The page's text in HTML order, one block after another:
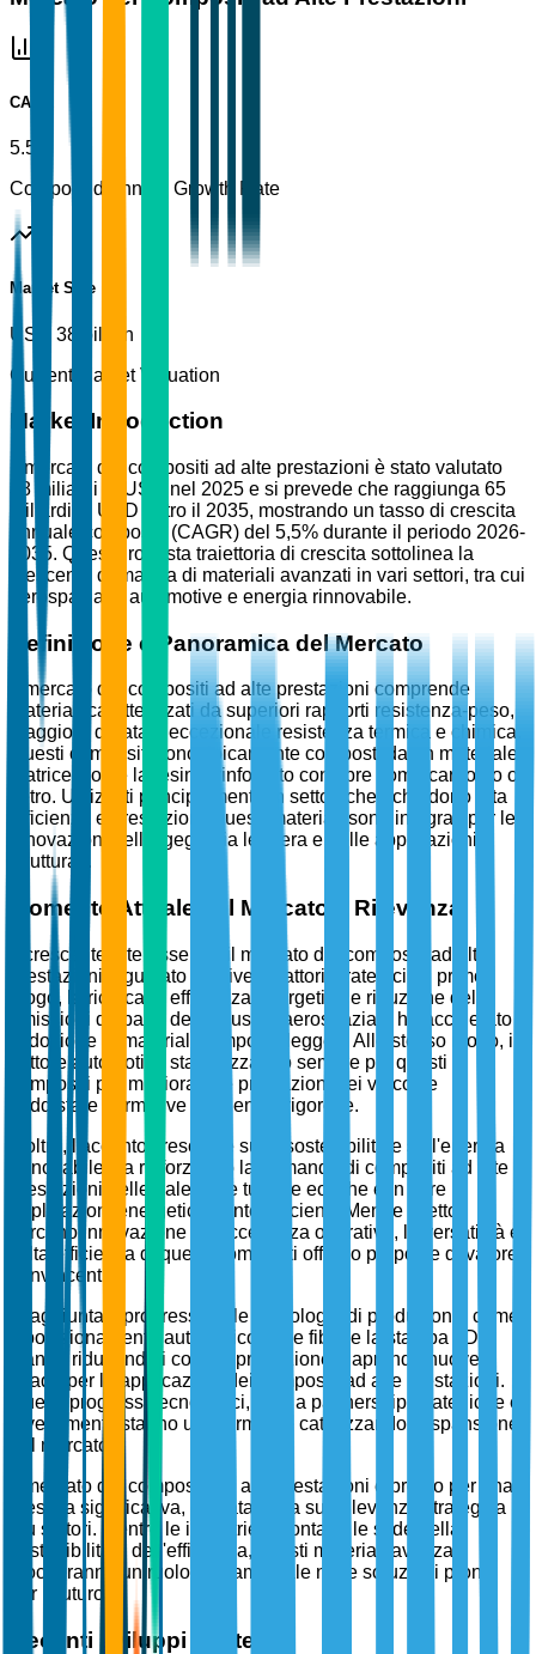
CAGR
5.5%
Compound Annual Growth Rate
Market Size
USD 38 billion
Current Market Valuation
Market Introduction
Il mercato dei compositi ad alte prestazioni è stato valutato
38 miliardi di USD nel 2025 e si prevede che raggiunga 65
miliardi di USD entro il 2035, mostrando un tasso di crescita
annuale composto (CAGR) del 5,5% durante il periodo 2026-
2035. Questa robusta traiettoria di crescita sottolinea la
crescente domanda di materiali avanzati in vari settori, tra cui
aerospaziale, automotive e energia rinnovabile.
Definizione e Panoramica del Mercato
Il mercato dei compositi ad alte prestazioni comprende
materiali caratterizzati da superiori rapporti resistenza-peso,
maggiore durata e eccezionale resistenza termica e chimica.
Questi compositi sono tipicamente composti da un materiale
matrice, come la resina, rinforzato con fibre come carbonio o
vetro. Utilizzati principalmente in settori che richiedono alta
efficienza e prestazioni, questi materiali sono integrali per le
innovazioni nell'ingegneria leggera e nelle applicazioni
strutturali.
Momento Attuale del Mercato e Rilevanza
Il crescente interesse per il mercato dei compositi ad alte
prestazioni è guidato da diversi fattori strategici. In primo
luogo, la ricerca di efficienza energetica e riduzione delle
emissioni da parte dell'industria aerospaziale ha accelerato
l'adozione di materiali compositi leggeri. Allo stesso modo, il
settore automotive sta utilizzando sempre più questi
compositi per migliorare le prestazioni dei veicoli e
soddisfare normative ambientali rigorose.
Inoltre, l'accento crescente sulla sostenibilità e sull'energia
rinnovabile sta rafforzando la domanda di compositi ad alte
prestazioni nelle pale delle turbine eoliche e in altre
applicazioni energeticamente efficienti. Mentre i settori
cercano innovazione ed eccellenza operativa, la versatilità e
l'alta efficienza di questi compositi offrono proposte di valore
convincenti.
In aggiunta, i progressi nelle tecnologie di produzione, come
il posizionamento automatico delle fibre e la stampa 3D,
stanno riducendo i costi di produzione e aprendo nuove
strade per le applicazioni dei compositi ad alte prestazioni.
Questi progressi tecnologici, uniti a partnership strategiche e
investimenti, stanno ulteriormente catalizzando l'espansione
del mercato.
Il mercato dei compositi ad alte prestazioni è pronto per una
crescita significativa, guidata dalla sua rilevanza strategica in
più settori. Mentre le industrie affrontano le sfide della
sostenibilità e dell'efficienza, questi materiali avanzati
giocheranno un ruolo fondamentale nelle soluzioni pronte
per il futuro.
Recenti sviluppi strategici